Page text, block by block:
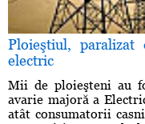
Ploieştiul,
electric
Mii de ploieşteni au
avarie majoră a
atât consumatorii